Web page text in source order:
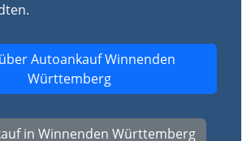
Autoankauf Winnenden
Württemberg
in Winnenden Württemberg